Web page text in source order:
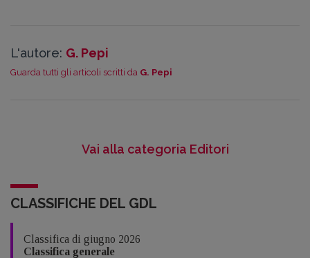
L'autore: G. Pepi
Guarda tutti gli articoli scritti da G. Pepi
Vai alla categoria Editori
CLASSIFICHE DEL GDL
Classifica di giugno 2026
Classifica generale